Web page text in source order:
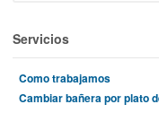
Servicios
Como trabajamos
Cambiar bañera por plato